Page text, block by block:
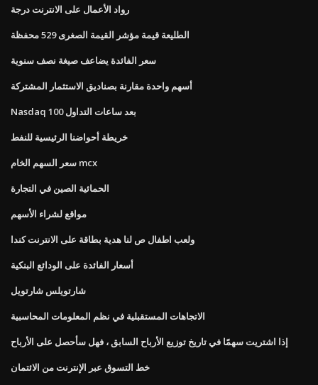
رواد الأعمال على الانترنت درجة
الطليعة قيمة مؤشر القيمة الصغرى 529 محفظة
سعر الفائدة يضاعف صيغة نصف سنوية
أسهم واحدة مقارنة بصناديق الاستثمار المشتركة
Nasdaq 100 بعد ساعات التداول
خريطة أحواضنا الرئيسية للنفط
سعر السهم الخام mcx
الحمائية الصين في التجارة
مواقع لشراء الأسهم
ولعب اطفال ص لنا هدية بطاقة على الانترنت كندا
أسعار الفائدة على الودائع البنكية
شارتويلس شارتويل
الاتجاهات المستقبلية في نظم المعلومات المحاسبية
إذا اشتريت سهمًا في تاريخ توزيع الأرباح السابق ، فهل سأحصل على الأرباح
خط التسوق عبر الإنترنت من الائتمان